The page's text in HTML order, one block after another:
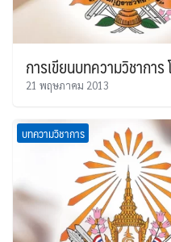
การเขียนบทความวิชาก
21 พฤษภาคม 2013
บทความวิชาการ